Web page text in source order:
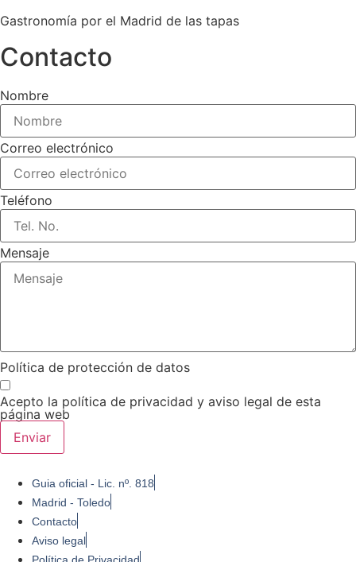
Gastronomía por el Madrid de las tapas
Contacto
Nombre
Correo electrónico
Teléfono
Mensaje
Política de protección de datos
Acepto la política de privacidad y aviso legal de esta
página web
Enviar
Guia oficial - Lic. nº. 818
Madrid - Toledo
Contacto
Aviso legal
Política de Privacidad